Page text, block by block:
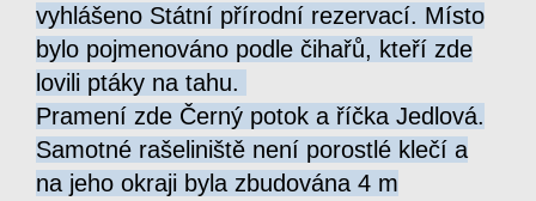
vyhlášeno Státní přírodní rezervací. Místo
bylo pojmenováno podle čihařů, kteří zde
lovili ptáky na tahu.
Pramení zde Černý potok a říčka Jedlová.
Samotné rašeliniště není porostlé klečí a
na jeho okraji byla zbudována 4 m